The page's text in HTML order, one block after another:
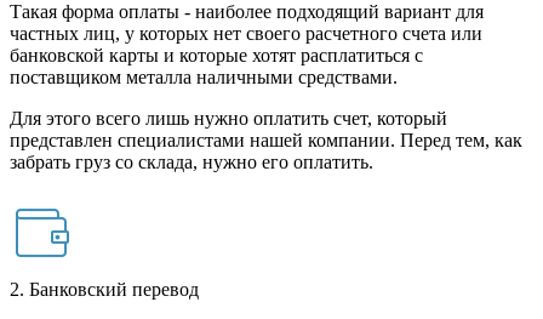
Такая форма оплаты - наиболее подходящий вариант для
частных лиц, у которых нет своего расчетного счета или
банковской карты и которые хотят расплатиться с
поставщиком металла наличными средствами.
Для этого всего лишь нужно оплатить счет, который
представлен специалистами нашей компании. Перед тем, как
забрать груз со склада, нужно его оплатить.
2. Банковский перевод